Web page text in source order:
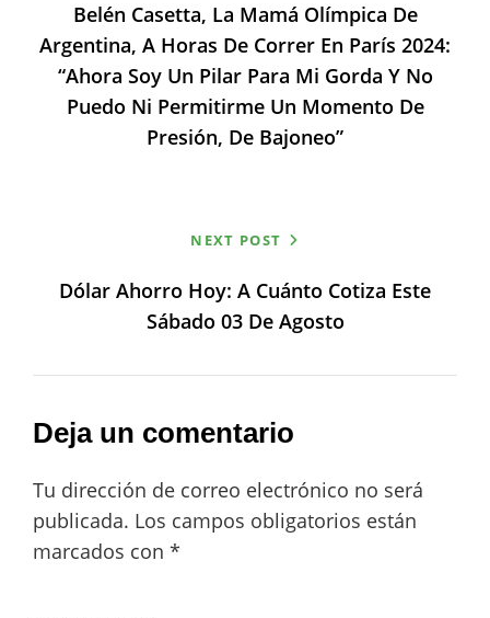
entradas
Belén Casetta, La Mamá Olímpica De
Argentina, A Horas De Correr En París 2024:
“Ahora Soy Un Pilar Para Mi Gorda Y No
Puedo Ni Permitirme Un Momento De
Presión, De Bajoneo”
NEXT POST
Dólar Ahorro Hoy: A Cuánto Cotiza Este
Sábado 03 De Agosto
Deja un comentario
Tu dirección de correo electrónico no será
publicada. Los campos obligatorios están
marcados con *